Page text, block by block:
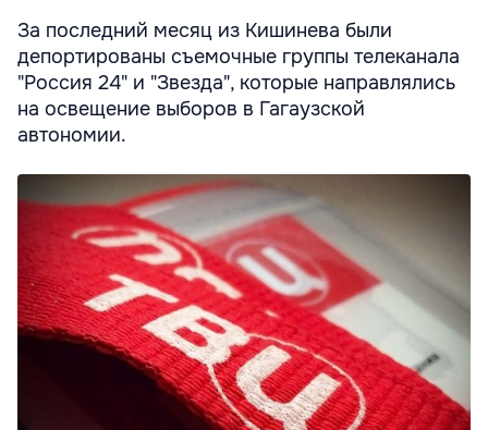
За последний месяц из Кишинева были
депортированы съемочные группы телеканала
"Россия 24" и "Звезда", которые направлялись
на освещение выборов в Гагаузской
автономии.